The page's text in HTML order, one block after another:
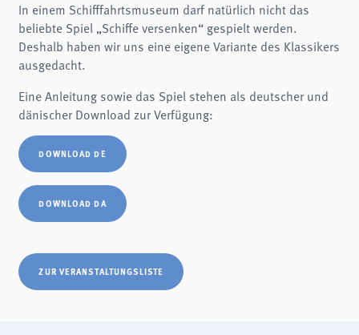
In einem Schifffahrtsmuseum darf natürlich nicht das
beliebte Spiel „Schiffe versenken“ gespielt werden.
Deshalb haben wir uns eine eigene Variante des Klassikers
ausgedacht.
Eine Anleitung sowie das Spiel stehen als deutscher und
dänischer Download zur Verfügung:
DOWNLOAD DE
DOWNLOAD DA
ZUR VERANSTALTUNGSLISTE
Name:
fe_typo3_user
Anbieter:
Login
Session
Einverständnis-Cookie
Zweck:
Dieser Cookie speichert die ausgewählten Einverständnis-Optionen des Benutzers
Cookie Laufzeit: